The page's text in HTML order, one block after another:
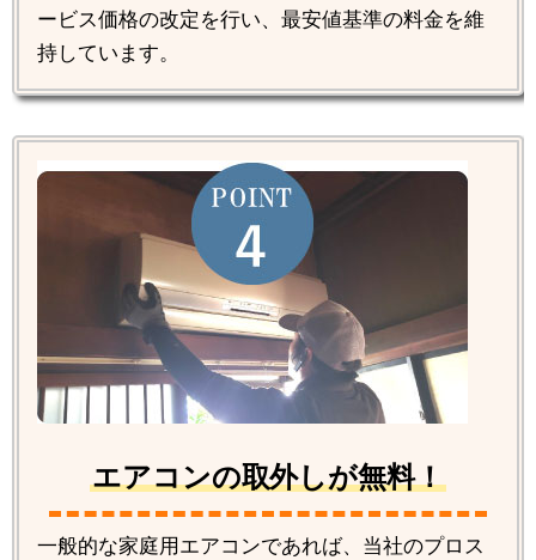
ービス価格の改定を行い、最安値基準の料金を維
持しています。
エアコンの取外しが無料！
一般的な家庭用エアコンであれば、当社のプロス